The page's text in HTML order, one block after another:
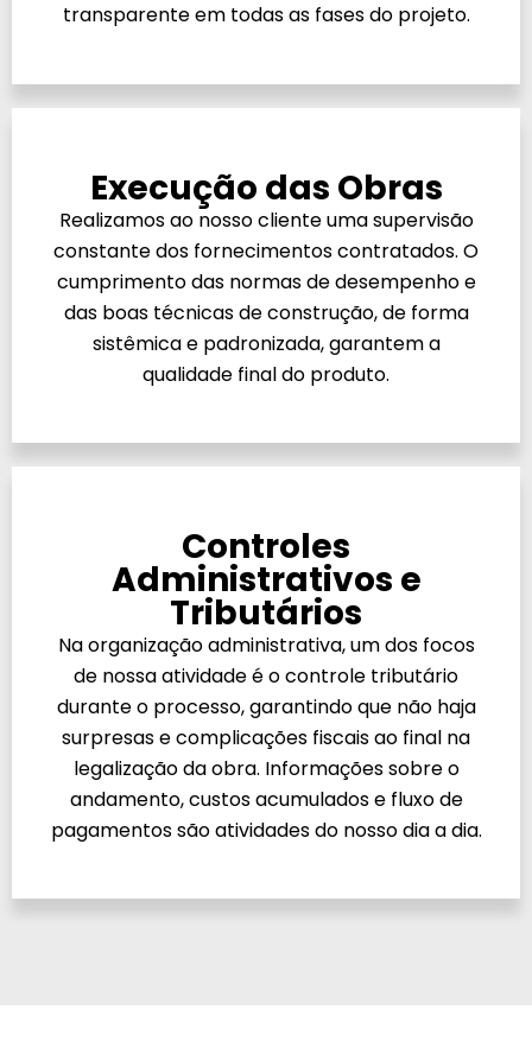
transparente em todas as fases do projeto.
Execução das Obras
Realizamos ao nosso cliente uma supervisão
constante dos fornecimentos contratados. O
cumprimento das normas de desempenho e
das boas técnicas de construção, de forma
sistêmica e padronizada, garantem a
qualidade final do produto.
Controles
Administrativos e
Tributários
Na organização administrativa, um dos focos
de nossa atividade é o controle tributário
durante o processo, garantindo que não haja
surpresas e complicações fiscais ao final na
legalização da obra. Informações sobre o
andamento, custos acumulados e fluxo de
pagamentos são atividades do nosso dia a dia.